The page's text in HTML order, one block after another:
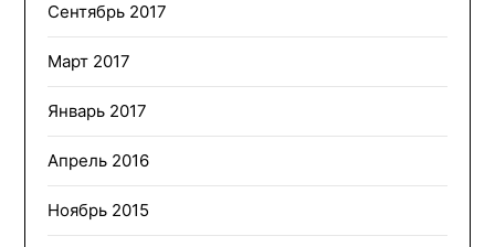
Сентябрь 2017
Март 2017
Январь 2017
Апрель 2016
Ноябрь 2015